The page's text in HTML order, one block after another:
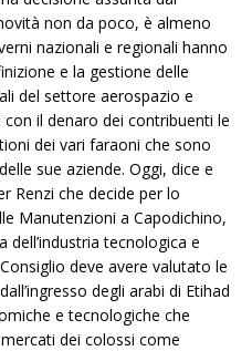
non da poco, è almeno
nazionali e regionali hanno
e la gestione delle
del settore aerospazio e
il denaro dei contribuenti le
dei vari faraoni che sono
sue aziende. Oggi, dice e
Renzi che decide per lo
Manutenzioni a Capodichino,
tecnologica e
deve avere valutato le
degli arabi di Etihad
e tecnologiche che
dei colossi come